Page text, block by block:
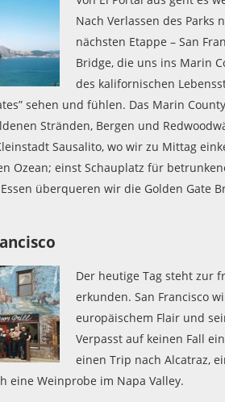
Nach Verlassen des
nächsten Etappe – San
Bridge, die uns ins Marin
des kalifornischen
sehen und fühlen. Das Marin
Stränden, Bergen und
Sausalito, wo wir zu Mittag
Ozean; einst Schauplatz für
Essen überqueren wir die Golden Gate
Der heutige Tag steht zur
erkunden. San Francisco
europäischem Flair und
Verpasst auf keinen Fall
einen Trip nach Alcatraz,
eine Weinprobe im Napa Valley.